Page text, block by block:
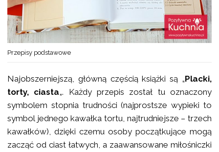
Przepisy podstawowe
Najobszerniejszą, główną częścią książki są „Placki,
torty, ciasta„. Każdy przepis został tu oznaczony
symbolem stopnia trudności (najprostsze wypieki to
symbol jednego kawałka tortu, najtrudniejsze – trzech
kawałków), dzięki czemu osoby początkujące mogą
zacząć od ciast łatwych, a zaawansowane miłośniczki